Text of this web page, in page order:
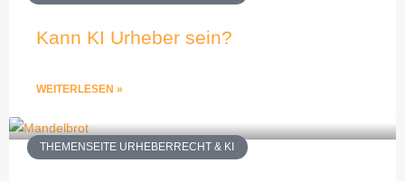
Kann KI Urheber sein?
WEITERLESEN »
THEMENSEITE URHEBERRECHT & KI